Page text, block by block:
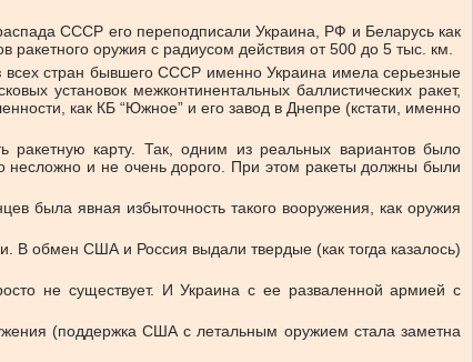
СССР его переподписали Украина, РФ и Беларусь как
оружия с радиусом действия от 500 до 5 тыс. км.
всех стран бывшего СССР именно Украина имела серьезные
установок межконтинентальных баллистических ракет,
как КБ “Южное” и его завод в Днепре (кстати, именно
ракетную карту. Так, одним из реальных вариантов было
несложно и не очень дорого. При этом ракеты должны были
была явная избыточность такого вооружения, как оружия
В обмен США и Россия выдали твердые (как тогда казалось)
не существует. И Украина с ее разваленной армией с
(поддержка США с летальным оружием стала заметна